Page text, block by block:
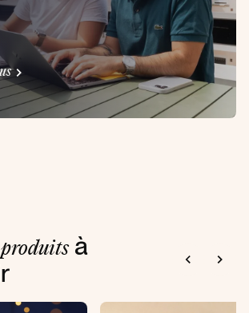
produitsà